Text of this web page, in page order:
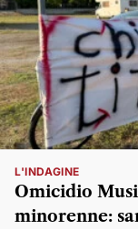
L'INDAGINE
Omicidio
minorenne: